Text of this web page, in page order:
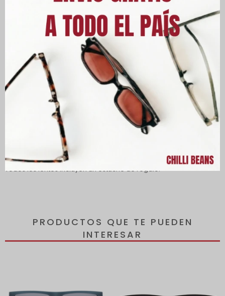
Características
Descripción
Lentes con protección 100% UVA y UVB protegen tus ojos de los
rayos solares dañinos, reduciendo el riesgo de desarrollar
enfermedades oculares.
Todos los lentes incluyen un estuche de regalo.
PRODUCTOS QUE TE PUEDEN
INTERESAR